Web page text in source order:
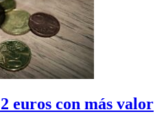
euros con más valor